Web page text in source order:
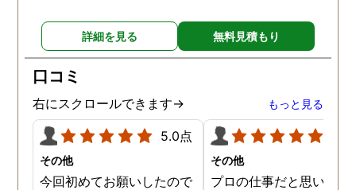
詳細を見る 無料見積もり
口コミ
右にスクロールできます→ もっと見る
5.0点
その他
今回初めてお願いしたので
その他
プロの仕事だと思います